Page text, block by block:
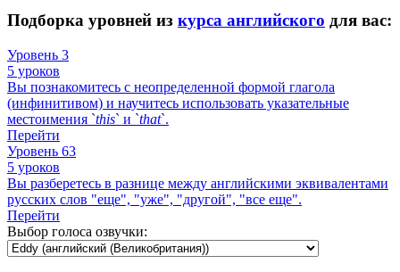
Подборка уровней из курса английского для вас:
Уровень 3
5 уроков
Вы познакомитесь с неопределенной формой глагола
(инфинитивом) и научитесь использовать указательные
местоимения `this` и `that`.
Перейти
Уровень 63
5 уроков
Вы разберетесь в разнице между английскими эквивалентами
русских слов "еще", "уже", "другой", "все еще".
Перейти
Выбор голоса озвучки: